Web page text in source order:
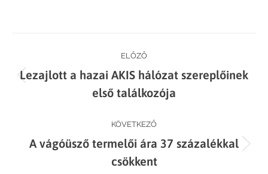
navigation
ELŐZŐ
Previous
post:
Lezajlott a hazai AKIS hálózat szereplőinek
első találkozója
KÖVETKEZŐ
Next
post:
A vágóüsző termelői ára 37 százalékkal
csökkent